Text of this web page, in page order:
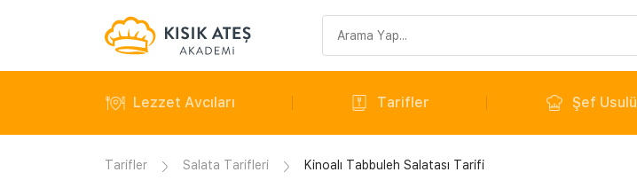
sorgusu
Lezzet Avcıları Tarifler Şef Usulü
Tarifler Salata Tarifleri Kinoalı Tabbuleh Salatası Tarifi